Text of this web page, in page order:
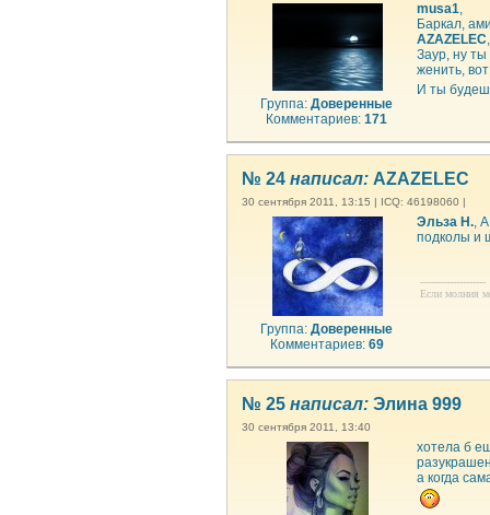
Группа:Доверенные
Комментариев:171
musa1,
Баркал,
AZAZELEC,
Заур, ну ты
женить,
И ты
№ 24 написал: AZAZELEC
30 сентября 2011, 13:15 | ICQ: 46198060 |
Группа:Доверенные
Комментариев: 69
Эльза Н.,
подколы и
--------------------
Если молния
№ 25 написал: Элина 999
30 сентября 2011, 13:40
хотела б
а когда